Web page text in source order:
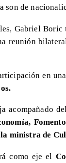
son de
Gabriel
reunión
en
acompañado
la ministra de
como eje el